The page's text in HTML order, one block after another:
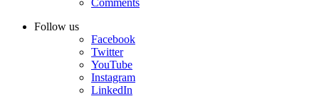
Comments
Follow us
Facebook
Twitter
YouTube
Instagram
LinkedIn